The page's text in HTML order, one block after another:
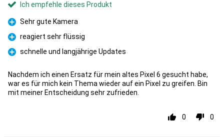
Ich empfehle dieses Produkt
Pro
Sehr gute Kamera
Pro
reagiert sehr flüssig
Pro
schnelle und langjährige Updates
Nachdem ich einen Ersatz für mein altes Pixel 6 gesucht habe,
war es für mich kein Thema wieder auf ein Pixel zu greifen. Bin
mit meiner Entscheidung sehr zufrieden.
0 0